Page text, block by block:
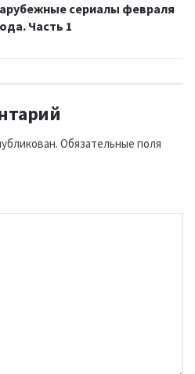
сериалы февраля
Часть 1
Обязательные поля